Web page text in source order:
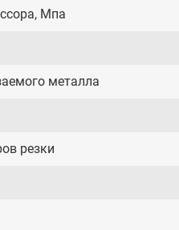
Мпа
металла
резки